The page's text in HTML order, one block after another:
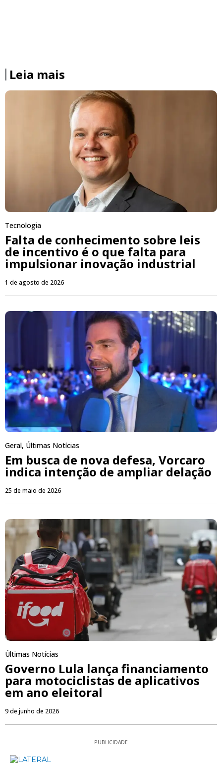
Leia mais
Tecnologia
Falta de conhecimento sobre leis
de incentivo é o que falta para
impulsionar inovação industrial
1 de agosto de 2026
Geral, Últimas Notícias
Em busca de nova defesa, Vorcaro
indica intenção de ampliar delação
25 de maio de 2026
Últimas Notícias
Governo Lula lança financiamento
para motociclistas de aplicativos
em ano eleitoral
9 de junho de 2026
PUBLICIDADE